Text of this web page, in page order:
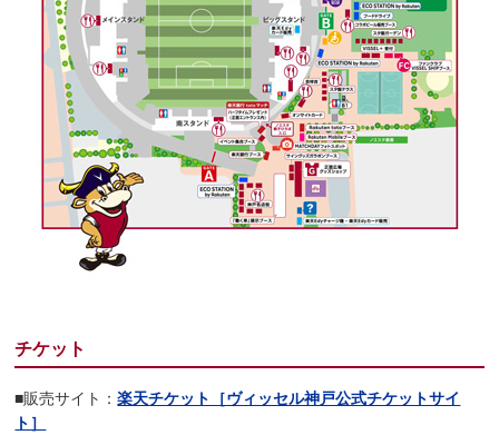
チケット
■販売サイト：楽天チケット［ヴィッセル神戸公式チケットサイ
ト］